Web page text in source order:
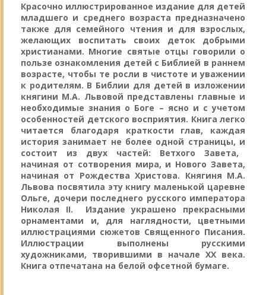
Красочно иллюстрированное издание для детей
младшего и среднего возраста предназначено
также для семейного чтения и для взрослых,
желающих воспитать своих деток добрыми
христианами. Многие святые отцы говорили о
пользе ознакомления детей с Библией в раннем
возрасте, чтобы те росли в чистоте и уважении
к родителям. В Библии для детей в изложении
княгини М.А. Львовой представлены главные и
необходимые знания о Боге – ясно и с учетом
особенностей детского восприятия. Книга легко
читается благодаря краткости глав, каждая
история занимает не более одной страницы, и
состоит из двух частей: Ветхого Завета,
начиная от сотворения мира, и Нового Завета,
начиная от Рождества Христова. Княгиня М.А.
Львова посвятила эту книгу маленькой царевне
Ольге, дочери последнего русского императора
Николая II. Издание украшено прекрасными
орнаментами и, для наглядности, цветными
иллюстрациями сюжетов Священного Писания.
Иллюстрации выполнены русскими
художниками, творившими в начале XX века.
Книга отпечатана на белой офсетной бумаге.